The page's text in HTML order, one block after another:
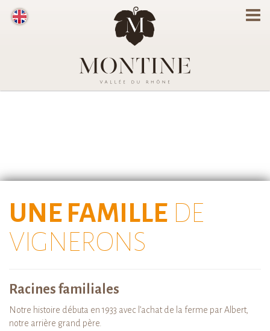
UNE FAMILLE DE
VIGNERONS
Racines familiales
Notre histoire débuta en 1933 avec l’achat de la ferme par Albert,
notre arrière grand père.